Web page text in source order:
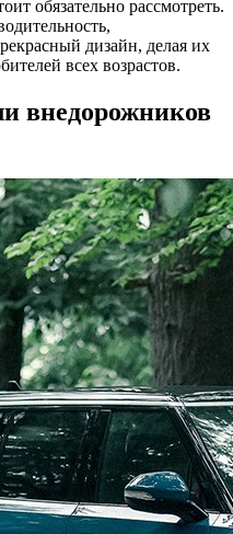
обязательно рассмотреть.
дизайн, делая их
всех возрастов.
внедорожников